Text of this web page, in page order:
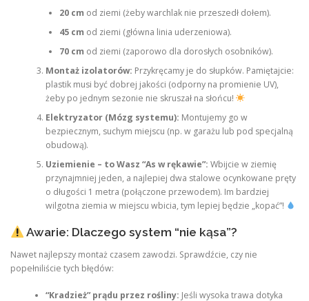
20 cm od ziemi (żeby warchlak nie przeszedł dołem).
45 cm od ziemi (główna linia uderzeniowa).
70 cm od ziemi (zaporowo dla dorosłych osobników).
Montaż izolatorów: Przykręcamy je do słupków. Pamiętajcie:
plastik musi być dobrej jakości (odporny na promienie UV),
żeby po jednym sezonie nie skruszał na słońcu!
Elektryzator (Mózg systemu): Montujemy go w
bezpiecznym, suchym miejscu (np. w garażu lub pod specjalną
obudową).
Uziemienie – to Wasz “As w rękawie”: Wbijcie w ziemię
przynajmniej jeden, a najlepiej dwa stalowe ocynkowane pręty
o długości 1 metra (połączone przewodem). Im bardziej
wilgotna ziemia w miejscu wbicia, tym lepiej będzie „kopać”!
Awarie: Dlaczego system “nie kąsa”?
Nawet najlepszy montaż czasem zawodzi. Sprawdźcie, czy nie
popełniliście tych błędów:
“Kradzież” prądu przez rośliny: Jeśli wysoka trawa dotyka